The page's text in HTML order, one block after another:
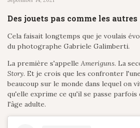
Des jouets pas comme les autres
Cela faisait longtemps que je voulais
du photographe Gabriele Galimberti.
La première s'appelle Ameriguns. La
Story. Et je crois que les confronter
beaucoup sur le monde dans lequel on
qu'elle exprime ce qu'il se passe
l'âge adulte.